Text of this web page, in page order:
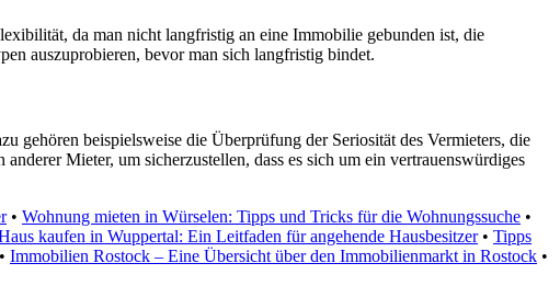
da man nicht langfristig an eine Immobilie gebunden ist, die
auszuprobieren, bevor man sich langfristig bindet.
gehören beispielsweise die Überprüfung der Seriosität des Vermieters, die
Mieter, um sicherzustellen, dass es sich um ein vertrauenswürdiges
• Wohnung mieten in Würselen: Tipps und Tricks für die Wohnungssuche •
kaufen in Wuppertal: Ein Leitfaden für angehende Hausbesitzer• Tipps
• Immobilien Rostock – Eine Übersicht über den Immobilienmarkt in Rostock •